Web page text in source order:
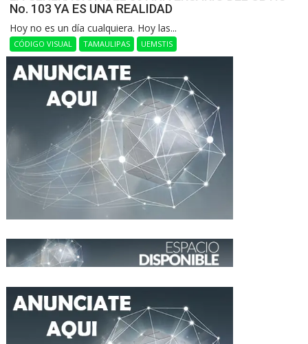
No. 103 YA ES UNA REALIDAD
Hoy no es un día cualquiera. Hoy las...
CÓDIGO VISUAL TAMAULIPAS UEMSTIS